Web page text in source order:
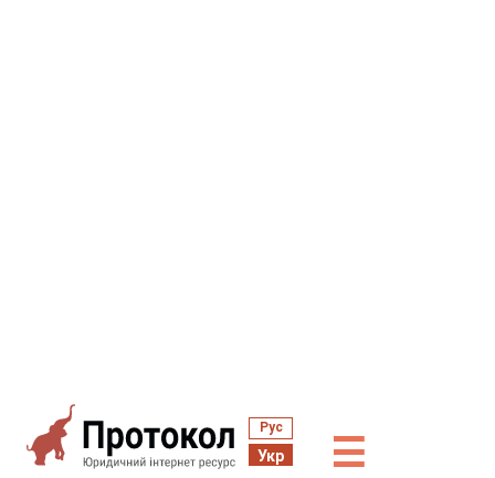
Рус
Укр ☰